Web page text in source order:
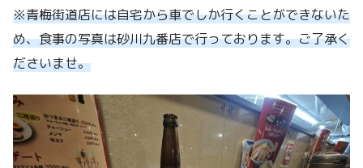
※青梅街道店には自宅から車でしか行くことができないた
め、食事の写真は砂川九番店で行っております。ご了承く
ださいませ。